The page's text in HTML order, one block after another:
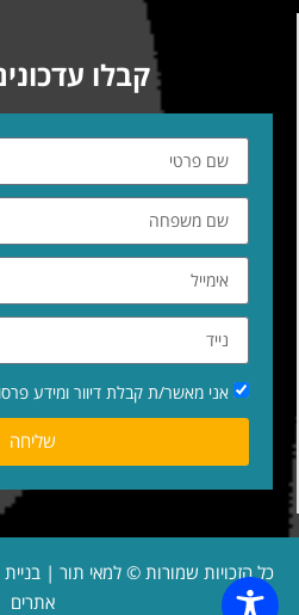
קבלו
אני מאשר/ת קבלת דיוור ומידע
שליחה
כל הזכויות שמורות © למאי תור |
אתרים